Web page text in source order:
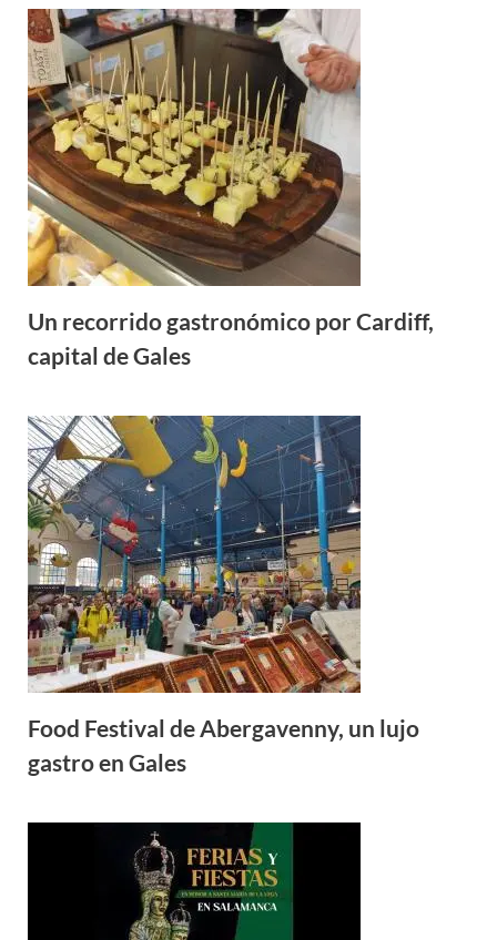
Un recorrido gastronómico por Cardiff,
capital de Gales
Food Festival de Abergavenny, un lujo
gastro en Gales